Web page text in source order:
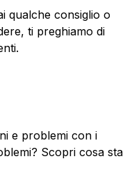
qualche consiglio o
ti preghiamo di
e problemi con i
Scopri cosa sta